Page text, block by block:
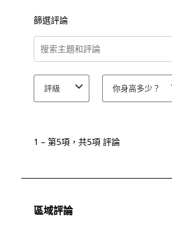
篩選評論
搜尋主題和評論搜尋區域
評級 你身高多少？
1 – 第5項，共5項 評論
區域評論